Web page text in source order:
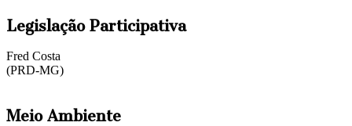
Legislação Participativa
Fred Costa
(PRD-MG)
Meio Ambiente